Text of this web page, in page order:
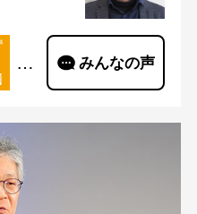
… みんなの声